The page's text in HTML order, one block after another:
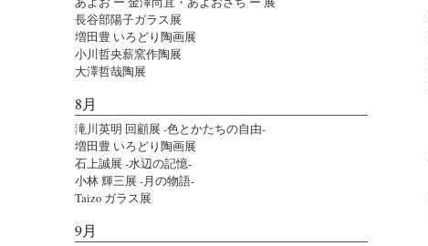
長谷部陽子ガラス展
増田豊 いろどり陶画展
小川哲央薪窯作陶展
大澤哲哉陶展
8月
滝川英明 回顧展 -色とかたちの自由-
増田豊 いろどり陶画展
石上誠展 -水辺の記憶-
小林 輝三展 -月の物語-
Taizo ガラス展
9月